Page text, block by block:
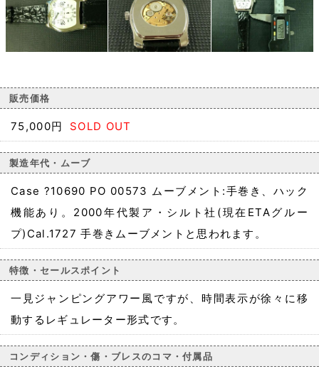
販売価格
75,000円 SOLD OUT
製造年代・ムーブ
Case ?10690 PO 00573 ムーブメント:手巻き、ハック
機能あり。2000年代製ア・シルト社(現在ETAグルー
プ)Cal.1727 手巻きムーブメントと思われます。
特徴・セールスポイント
一見ジャンピングアワー風ですが、時間表示が徐々に移
動するレギュレーター形式です。
コンディション・傷・ブレスのコマ・付属品